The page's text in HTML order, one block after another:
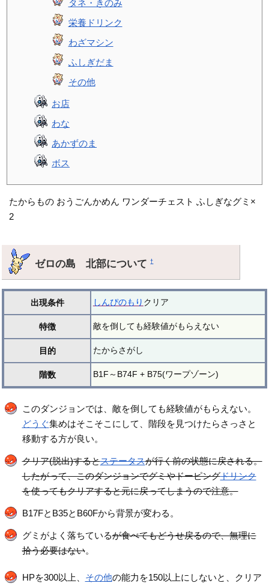
タネ・きのみ
栄養ドリンク
わざマシン
ふしぎだま
その他
お店
わな
あかずのま
ボス
たからもの おうごんかめん ワンダーチェスト ふしぎなグミ×
2
ゼロの島 北部について†
出現条件 しんぴのもり クリア
特徴 敵を倒しても経験値がもらえない
目的 たからさがし
階数 B1F～B74F + B75(ワープゾーン)
このダンジョンでは、敵を倒しても経験値がもらえない。
どうぐ集めはそこそこにして、階段を見つけたらさっさと
移動する方が良い。
クリア(脱出)するとステータスが行く前の状態に戻される。
したがって、このダンジョンでグミやドーピングドリンク
を使ってもクリアすると元に戻ってしまうので注意。
B17FとB35とB60Fから背景が変わる。
グミがよく落ちているが食べてもどうせ戻るので、無理に
拾う必要はない。
HPを300以上、 その他の能力を150以上にしないと、クリア